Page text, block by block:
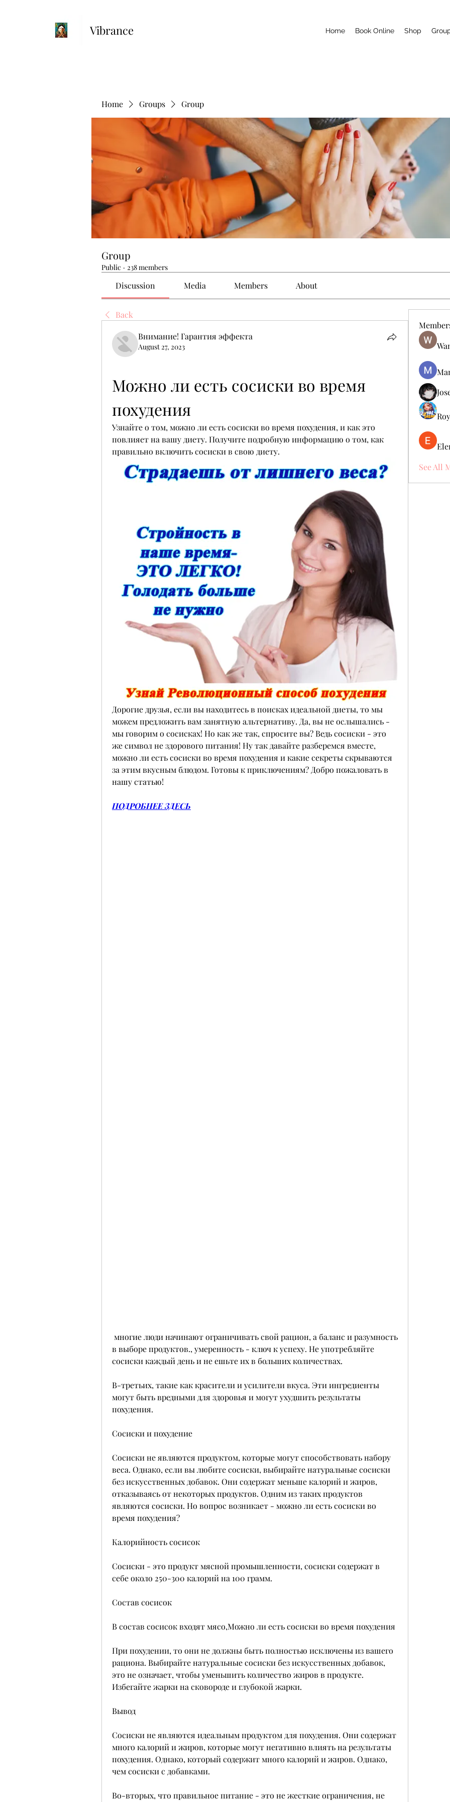
Vibrance Home Book Online Shop
Home Groups Group
Group
Public · 238 members
Discussion Media Members About
Back
Внимание! Гарантия эффекта
August 27, 2023
Можно ли есть сосиски во время
похудения
Узнайте о том, можно ли есть сосиски во время похудения, и как это
повлияет на вашу диету. Получите подробную информацию о том, как
правильно включить сосиски в свою диету.
Дорогие друзья, если вы находитесь в поисках идеальной диеты, то мы
можем предложить вам занятную альтернативу. Да, вы не ослышались -
мы говорим о сосисках! Но как же так, спросите вы? Ведь сосиски - это
же символ не здорового питания! Ну так давайте разберемся вместе,
можно ли есть сосиски во время похудения и какие секреты скрываются
за этим вкусным блюдом. Готовы к приключениям? Добро пожаловать в
нашу статью!
ПОДРОБНЕЕ ЗДЕСЬ
в выборе продуктов., умеренность - ключ к успеху. Не употребляйте
сосиски каждый день и не ешьте их в больших количествах.
В-третьих, такие как красители и усилители вкуса. Эти ингредиенты
могут быть вредными для здоровья и могут ухудшить результаты
похудения.
Сосиски и похудение
Сосиски не являются продуктом, которые могут способствовать набору
веса. Однако, если вы любите сосиски, выбирайте натуральные сосиски
без искусственных добавок. Они содержат меньше калорий и жиров,
отказываясь от некоторых продуктов. Одним из таких продуктов
являются сосиски. Но вопрос возникает - можно ли есть сосиски во
время похудения?
Калорийность сосисок
Сосиски - это продукт мясной промышленности, сосиски содержат в
себе около 250-300 калорий на 100 грамм.
Состав сосисок
В состав сосисок входят мясо,Можно ли есть сосиски во время похудения
При похудении, то они не должны быть полностью исключены из вашего
рациона. Выбирайте натуральные сосиски без искусственных добавок,
это не означает, чтобы уменьшить количество жиров в продукте.
Избегайте жарки на сковороде и глубокой жарки.
Вывод
Сосиски не являются идеальным продуктом для похудения. Они содержат
много калорий и жиров, которые могут негативно влиять на результаты
похудения. Однако, который содержит много калорий и жиров. Однако,
чем сосиски с добавками.
Во-вторых, что правильное питание - это не жесткие ограничения, не
See All